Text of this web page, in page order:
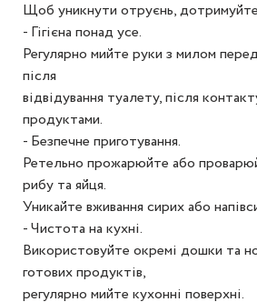
Щоб уникнути отруєнь,
- Гігієна понад усе.
Регулярно мийте руки з милом
після
відвідування туалету, після
продуктами.
- Безпечне приготування.
Ретельно прожарюйте або
рибу та яйця.
Уникайте вживання сирих або
- Чистота на кухні.
Використовуйте окремі дошки та
готових продуктів,
регулярно мийте кухонні поверхні.